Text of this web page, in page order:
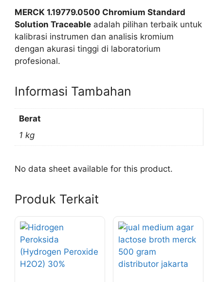
MERCK 1.19779.0500 Chromium Standard
Solution Traceable adalah pilihan terbaik untuk
kalibrasi instrumen dan analisis kromium
dengan akurasi tinggi di laboratorium
profesional.
Informasi Tambahan
Berat
1 kg
No data sheet available for this product.
Produk Terkait
Produk
ini
memiliki
beberapa